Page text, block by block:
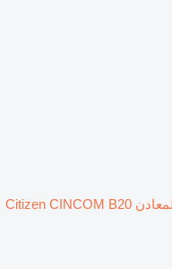
مخرطة المعادن Citizen CINCOM B20